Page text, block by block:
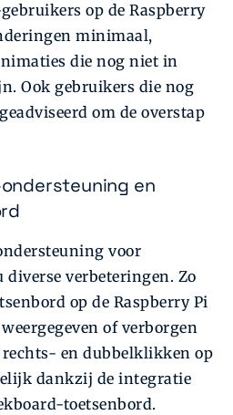
op de Raspberry
minimaal,
die nog niet in
Ook gebruikers die nog
om de overstap
en
voor
diverse verbeteringen. Zo
op de Raspberry Pi
of verborgen
en dubbelklikken op
dankzij de integratie
toetsenbord.